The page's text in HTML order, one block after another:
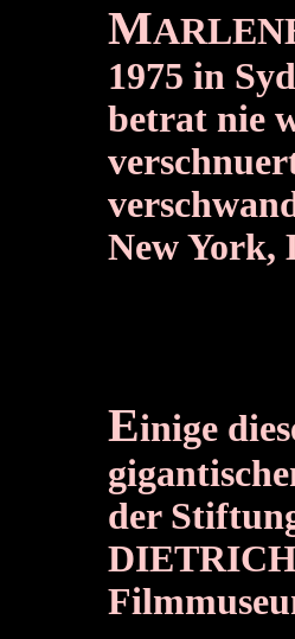
M
1975 in
betrat nie
New York,
Einige
der